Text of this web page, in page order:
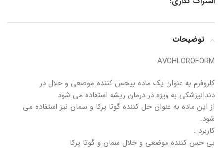
توضیحات
AVCHLOROFORM
کلروفرم به عنوان یک ماده بیحس کننده موضعی و حلال در
دندانپزشکی به ویژه در درمان ریشه استفاده می شود
از این ماده به عنوان حل کننده گوتا پرکا و سمان نیز استفاده می
شود.
کاربرد :
بی حس کننده موضعی و حلال سمان و گوتا پرکا